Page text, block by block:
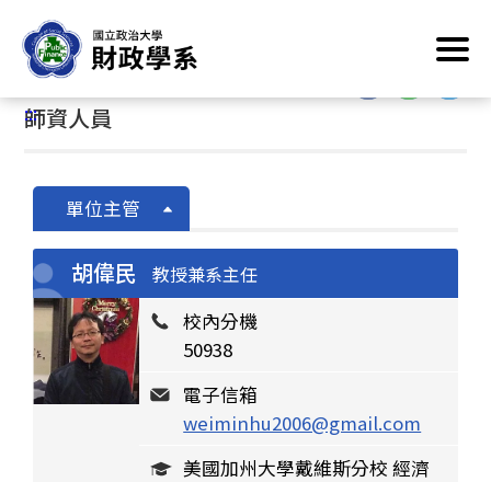
到
要
內
首頁
:::
:::
師資人員
單位主管
胡偉民 教授兼系主任
校內分機
50938
電子信箱
weiminhu2006@gmail.com
美國加州大學戴維斯分校 經濟